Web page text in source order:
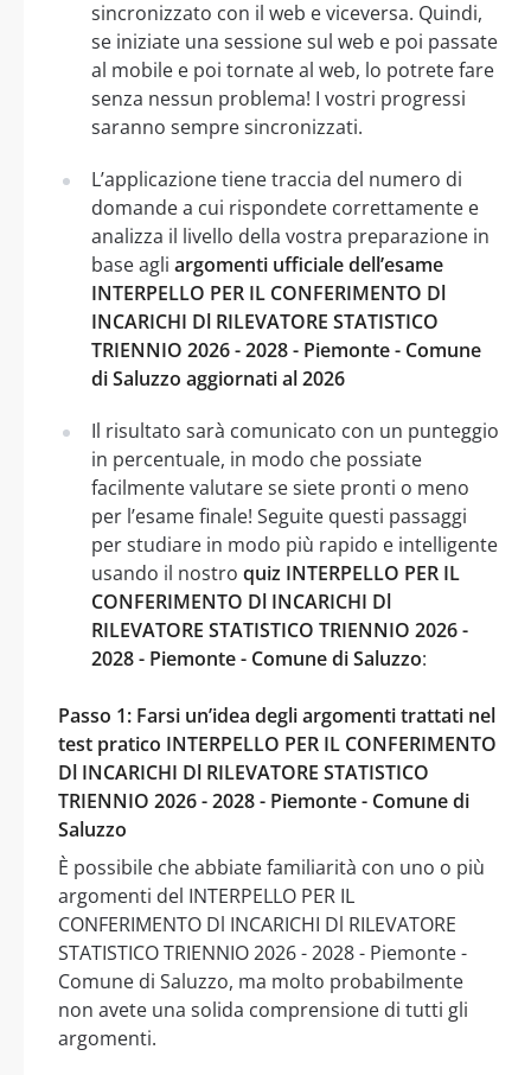
sincronizzato con il web e viceversa. Quindi,
se iniziate una sessione sul web e poi passate
al mobile e poi tornate al web, lo potrete fare
senza nessun problema! I vostri progressi
saranno sempre sincronizzati.
L’applicazione tiene traccia del numero di
domande a cui rispondete correttamente e
analizza il livello della vostra preparazione in
base agli argomenti ufficiale dell’esame
INTERPELLO PER IL CONFERIMENTO Dl
INCARICHI Dl RILEVATORE STATISTICO
TRIENNIO 2026 - 2028 - Piemonte - Comune
di Saluzzo aggiornati al 2026
Il risultato sarà comunicato con un punteggio
in percentuale, in modo che possiate
facilmente valutare se siete pronti o meno
per l’esame finale! Seguite questi passaggi
per studiare in modo più rapido e intelligente
usando il nostro quiz INTERPELLO PER IL
CONFERIMENTO Dl INCARICHI Dl
RILEVATORE STATISTICO TRIENNIO 2026 -
2028 - Piemonte - Comune di Saluzzo:
Passo 1: Farsi un’idea degli argomenti trattati nel
test pratico INTERPELLO PER IL CONFERIMENTO
Dl INCARICHI Dl RILEVATORE STATISTICO
TRIENNIO 2026 - 2028 - Piemonte - Comune di
Saluzzo
È possibile che abbiate familiarità con uno o più
argomenti del INTERPELLO PER IL
CONFERIMENTO Dl INCARICHI Dl RILEVATORE
STATISTICO TRIENNIO 2026 - 2028 - Piemonte -
Comune di Saluzzo, ma molto probabilmente
non avete una solida comprensione di tutti gli
argomenti.